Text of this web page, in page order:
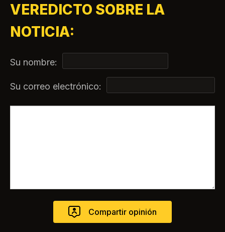
VEREDICTO SOBRE LA
NOTICIA:
Su nombre:
Su correo electrónico: